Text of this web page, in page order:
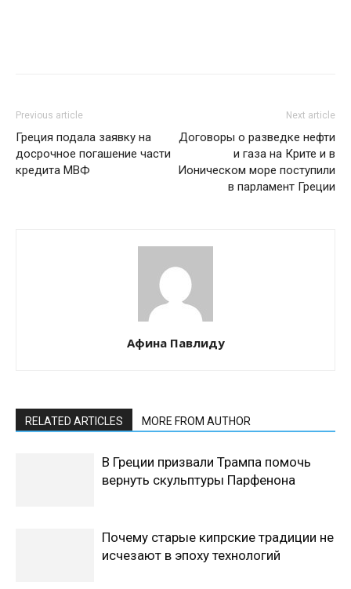
Previous article
Греция подала заявку на
досрочное погашение части
кредита МВФ
Next article
Договоры о разведке нефти
и газа на Крите и в
Ионическом море поступили
в парламент Греции
Афина Павлиду
RELATED ARTICLES MORE FROM AUTHOR
В Греции призвали Трампа помочь
вернуть скульптуры Парфенона
Почему старые кипрские традиции не
исчезают в эпоху технологий